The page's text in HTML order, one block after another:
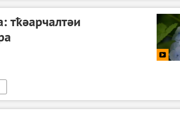
тҟәарчалтәи